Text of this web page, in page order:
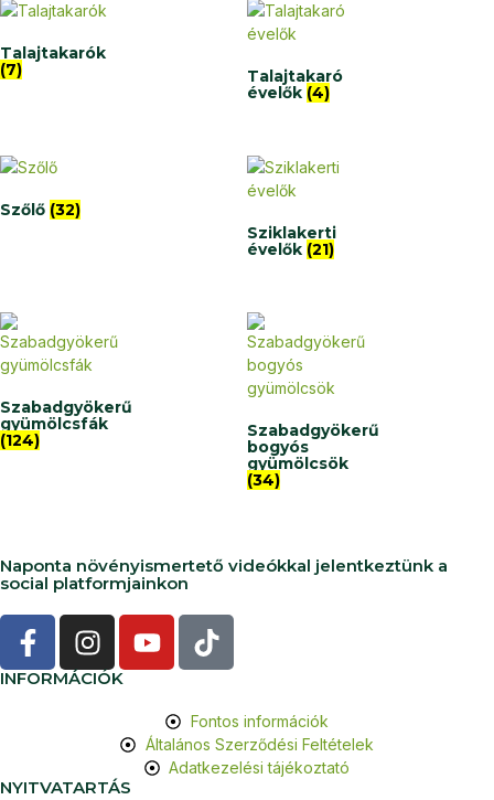
Talajtakarók
(7)
Talajtakaró
évelők (4)
Szőlő (32)
Sziklakerti
évelők (21)
Szabadgyökerű
gyümölcsfák
(124)
Szabadgyökerű
bogyós
gyümölcsök
(34)
Naponta növényismertető videókkal jelentkeztünk a
social platformjainkon
INFORMÁCIÓK
Fontos információk
Általános Szerződési Feltételek
Adatkezelési tájékoztató
NYITVATARTÁS